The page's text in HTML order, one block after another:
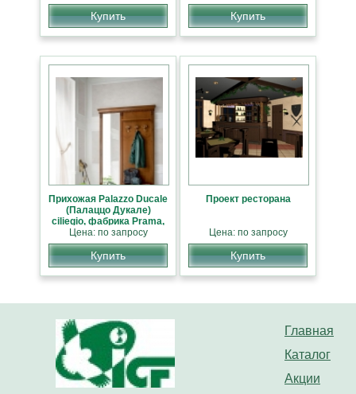
Купить Купить
Прихожая Palazzo Ducale
(Палаццо Дукале)
ciliegio, фабрика Prama,
классика НОВИНКА
Цена: по запросу
Купить
Проект ресторана
Цена: по запросу
Купить
Главная
Каталог
Акции